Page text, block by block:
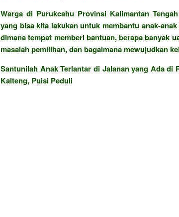
Warga di Purukcahu Provinsi Kalimantan
yang bisa kita lakukan untuk membantu anak-
dimana tempat memberi bantuan, berapa banyak
masalah pemilihan, dan bagaimana mewujudkan
Santunilah Anak Terlantar di Jalanan yang Ada di
Kalteng, Puisi Peduli